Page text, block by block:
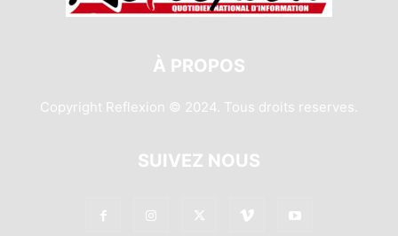
À PROPOS
Copyright Reflexion © 2024. Tous droits reserves.
SUIVEZ NOUS